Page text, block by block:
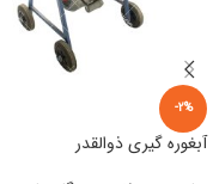
-2%
آبغوره گیری ذوالقدر